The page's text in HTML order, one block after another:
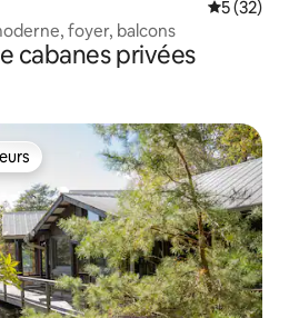
5 (32)
foyer, balcons
cabanes privées
les plus appréciés